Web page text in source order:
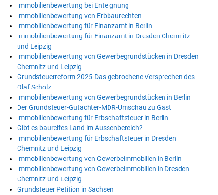
Immobilienbewertung bei Enteignung
Immobilienbewertung von Erbbaurechten
Immobilienbewertung für Finanzamt in Berlin
Immobilienbewertung für Finanzamt in Dresden Chemnitz
und Leipzig
Immobilienbewertung von Gewerbegrundstücken in Dresden
Chemnitz und Leipzig
Grundsteuerreform 2025-Das gebrochene Versprechen des
Olaf Scholz
Immobilienbewertung von Gewerbegrundstücken in Berlin
Der Grundsteuer-Gutachter-MDR-Umschau zu Gast
Immobilienbewertung für Erbschaftsteuer in Berlin
Gibt es baureifes Land im Aussenbereich?
Immobilienbewertung für Erbschaftsteuer in Dresden
Chemnitz und Leipzig
Immobilienbewertung von Gewerbeimmobilien in Berlin
Immobilienbewertung von Gewerbeimmobilien in Dresden
Chemnitz und Leipzig
Grundsteuer Petition in Sachsen